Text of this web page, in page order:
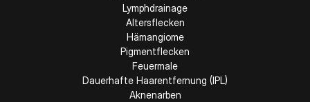
Lymphdrainage
Altersflecken
Hämangiome
Pigmentflecken
Feuermale
Dauerhafte Haarentfernung (IPL)
Aknenarben